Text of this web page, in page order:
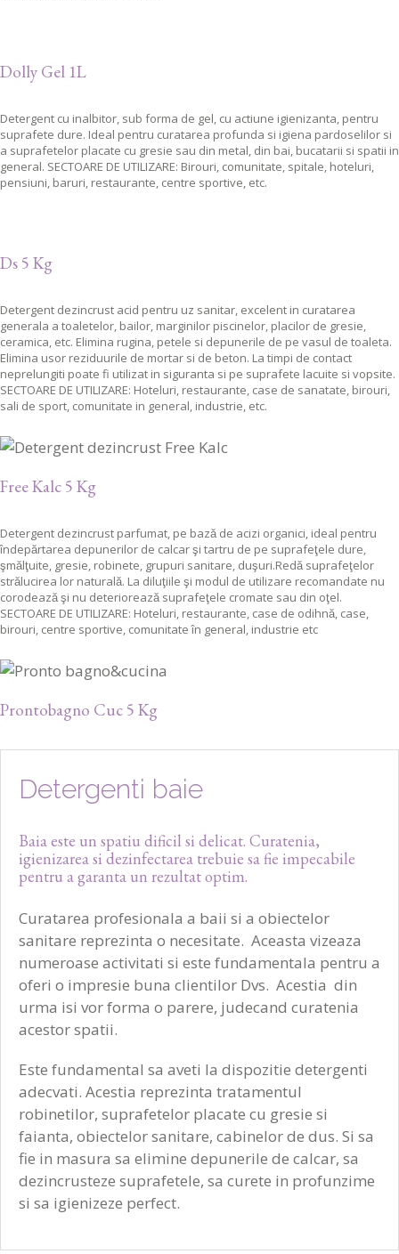
Dolly Gel 1L
Detergent cu inalbitor, sub forma de gel, cu actiune igienizanta, pentru
suprafete dure. Ideal pentru curatarea profunda si igiena pardoselilor si
a suprafetelor placate cu gresie sau din metal, din bai, bucatarii si spatii in
general. SECTOARE DE UTILIZARE: Birouri, comunitate, spitale, hoteluri,
pensiuni, baruri, restaurante, centre sportive, etc.
Ds 5 Kg
Detergent dezincrust acid pentru uz sanitar, excelent in curatarea
generala a toaletelor, bailor, marginilor piscinelor, placilor de gresie,
ceramica, etc. Elimina rugina, petele si depunerile de pe vasul de toaleta.
Elimina usor reziduurile de mortar si de beton. La timpi de contact
neprelungiti poate fi utilizat in siguranta si pe suprafete lacuite si vopsite.
SECTOARE DE UTILIZARE: Hoteluri, restaurante, case de sanatate, birouri,
sali de sport, comunitate in general, industrie, etc.
Free Kalc 5 Kg
Detergent dezincrust parfumat, pe bază de acizi organici, ideal pentru
îndepărtarea depunerilor de calcar şi tartru de pe suprafeţele dure,
şmălţuite, gresie, robinete, grupuri sanitare, duşuri.Redă suprafeţelor
strălucirea lor naturală. La diluţiile şi modul de utilizare recomandate nu
corodează şi nu deteriorează suprafeţele cromate sau din oţel.
SECTOARE DE UTILIZARE: Hoteluri, restaurante, case de odihnă, case,
birouri, centre sportive, comunitate în general, industrie etc
Prontobagno Cuc 5 Kg
sanitare, cabine de duş, etc. Curăţă rapid, eliminând şi depunerile de
săpun. Părţile curatate cu Pronto Bagno rămân netede şi stralucitoare. Se
SECTOARE DE UTILIZARE: Foarte eficient in băi, vestiare din centre sportive,
saune, cazi de hidro masaj. Ideal si pe suprafetele smaltuite si din otel din
bucătării.
Detergenti baie
Baia este un spatiu dificil si delicat. Curatenia,
igienizarea si dezinfectarea trebuie sa fie impecabile
pentru a garanta un rezultat optim.
Curatarea profesionala a baii si a obiectelor
sanitare reprezinta o necesitate. Aceasta vizeaza
numeroase activitati si este fundamentala pentru a
oferi o impresie buna clientilor Dvs. Acestia din
urma isi vor forma o parere, judecand curatenia
acestor spatii.
Este fundamental sa aveti la dispozitie detergenti
adecvati. Acestia reprezinta tratamentul
robinetilor, suprafetelor placate cu gresie si
faianta, obiectelor sanitare, cabinelor de dus. Si sa
fie in masura sa elimine depunerile de calcar, sa
dezincrusteze suprafetele, sa curete in profunzime
si sa igienizeze perfect.